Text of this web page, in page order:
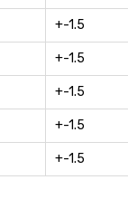
+-1.5
+-1.5
+-1.5
+-1.5
+-1.5